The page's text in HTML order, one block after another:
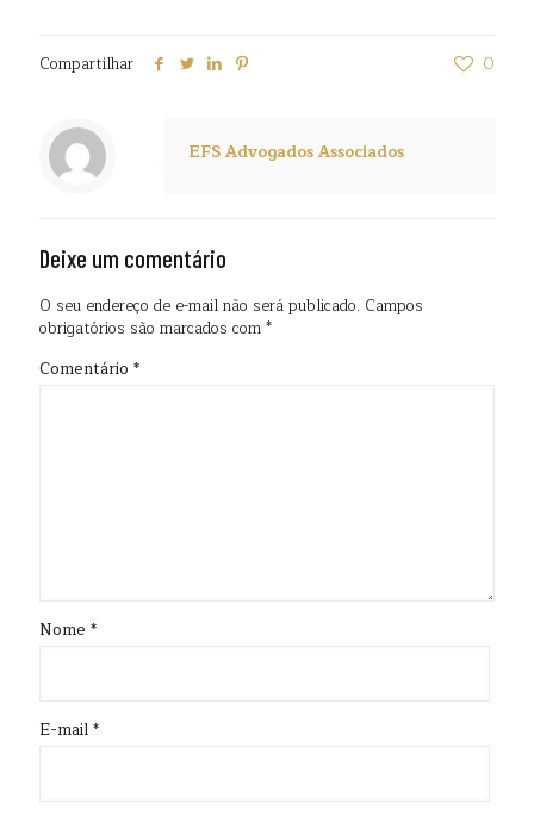
Compartilhar 0
EFS Advogados Associados
Deixe um comentário
O seu endereço de e-mail não será publicado. Campos
obrigatórios são marcados com*
Comentário *
Nome *
E-mail*